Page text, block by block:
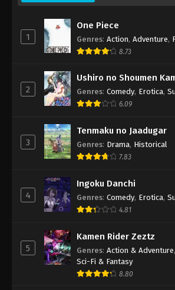
1
One Piece
Genres: Action, Adventure,
8.73
2
Ushiro no Shoumen
Genres: Comedy, Erotica,
6.09
3
Tenmaku no Jaadugar
Genres: Drama, Historical
7.83
4
Ingoku Danchi
Genres: Comedy, Erotica,
4.81
5
Kamen Rider Zeztz
Genres: Action & Adventure,
Sci-Fi & Fantasy
8.80